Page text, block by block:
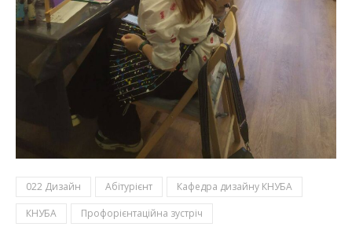
022 Дизайн Абітурієнт
Кафедра дизайну КНУБА
КНУБА
Профорієнтаційна зустріч